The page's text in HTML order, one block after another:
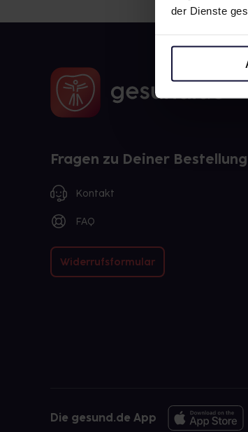
der Dienste
Fragen zu Deiner
Kontakt
FAQ
Widerrufsformular
Die gesund.de App